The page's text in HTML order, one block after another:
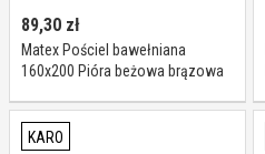
89,30 zł
Matex Pościel bawełniana
160x200 Pióra beżowa brązowa
KARO